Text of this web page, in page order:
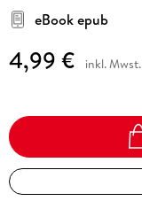
eBook epub
4,99 € inkl. Mwst.